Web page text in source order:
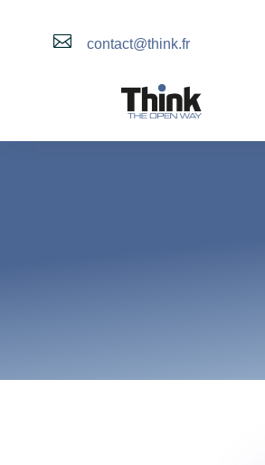
 contact@think.fr